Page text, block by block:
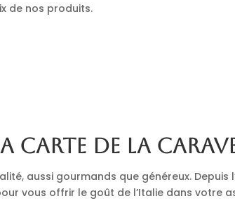
de nos produits.
carte de La
aussi gourmands que généreux. Depuis
vous offrir le goût de l’Italie dans votre